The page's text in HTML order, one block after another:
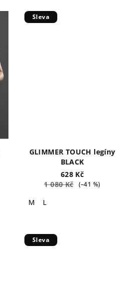
Sleva
GLIMMER TOUCH legíny
BLACK
628 Kč
1 080 Kč
(–41 %)
M L
Sleva